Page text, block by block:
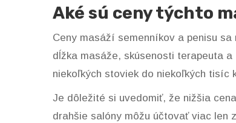
Aké sú ceny týchto
Ceny masáží semenníkov a penisu
dĺžka masáže, skúsenosti terapeuta
niekoľkých stoviek do niekoľkých tisíc
Je dôležité si uvedomiť, že nižšia
drahšie salóny môžu účtovať viac len